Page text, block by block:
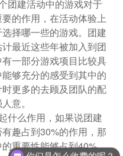
建活动中的游戏对于
的作用，在活动体验上
择哪一些的游戏。团建
最近这些年被加入到团
一部分游戏项目比较具
够充分的感受到其中的
更多的去顾及团队的配
意。
么作用，如果说团建
趣占到30%的作用，那
重要性能够占到40%，
你们是怎么收费的呢？